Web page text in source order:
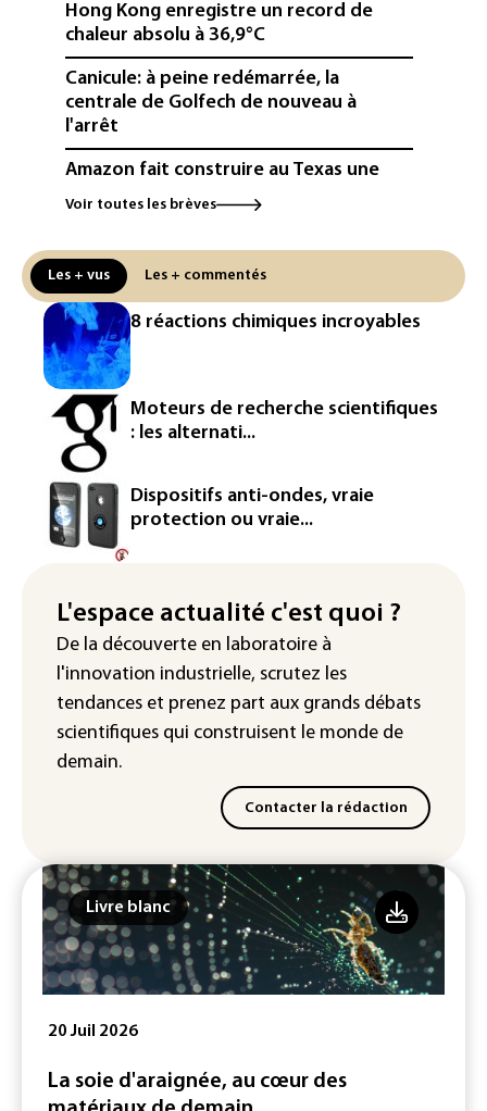
Hong Kong enregistre un record de
chaleur absolu à 36,9°C
Canicule: à peine redémarrée, la
centrale de Golfech de nouveau à
l'arrêt
Amazon fait construire au Texas une
immense centrale à gaz pour ses
L'UE demande à Meta et TikTok de
renforcer la surveillance et la
vérification des faits après l'affaire de
Ceuta
L'Europe se prépare à une baisse de la
production d'électricité lors de l'éclipse
solaire
La métropole de Rouen porte plainte
contre BASF pour pollution aux PFAS
Canicule: à l'arrêt depuis fin juillet, la
centrale de Golfech reconnectée au
Véhicules de livraison autonomes: la
France ouvre la voie à leur
homologation
Voir toutes les brèves
Les + vus Les + commentés
8 réactions chimiques incroyables
Moteurs de recherche scientifiques
: les alternati...
Dispositifs anti-ondes, vraie
protection ou vraie...
L'espace actualité c'est quoi ?
De la découverte en laboratoire à
l'innovation industrielle, scrutez les
tendances et prenez part aux grands débats
scientifiques qui construisent le monde de
demain.
Contacter la rédaction
Livre blanc
20 Juil 2026
La soie d'araignée, au cœur des